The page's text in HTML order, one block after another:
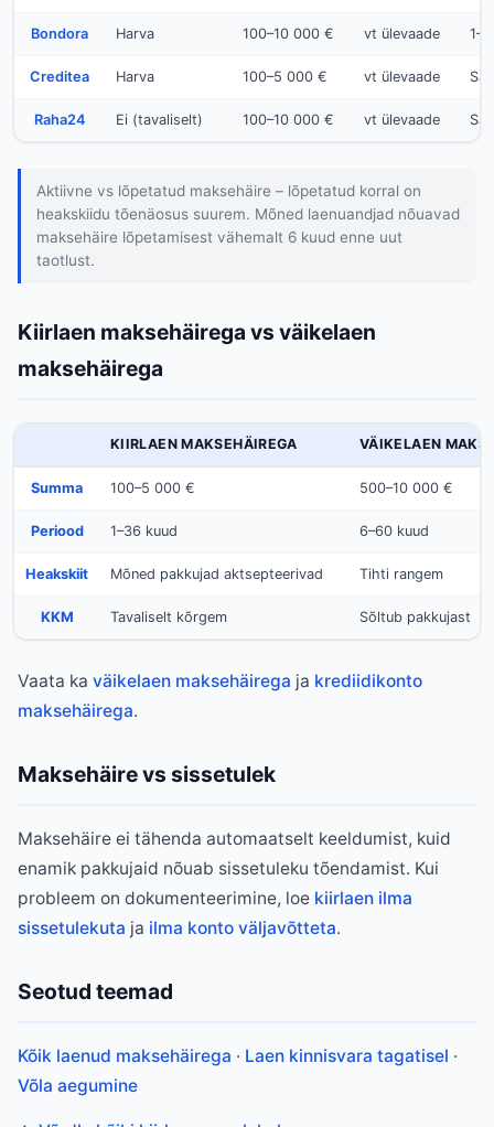
Bondora Harva 100–10 000 € vt ülevaade
Creditea Harva 100–5 000 € vt ülevaade
Raha24 Ei (tavaliselt) 100–10 000 € vt ülevaade
Aktiivne vs lõpetatud maksehäire – lõpetatud korral on
heakskiidu tõenäosus suurem. Mõned laenuandjad nõuavad
maksehäire lõpetamisest vähemalt 6 kuud enne uut
taotlust.
Kiirlaen maksehäirega vs väikelaen
maksehäirega
KIIRLAEN MAKSEHÄIREGA VÄIKELAEN
Summa 100–5 000 € 500–10 000 €
Periood 1–36 kuud 6–60 kuud
Heakskiit Mõned pakkujad aktsepteerivad Tihti rangem
KKM Tavaliselt kõrgem Sõltub pakkujast
Vaata ka väikelaen maksehäirega ja krediidikonto
maksehäirega.
Maksehäire vs sissetulek
Maksehäire ei tähenda automaatselt keeldumist, kuid
enamik pakkujaid nõuab sissetuleku tõendamist. Kui
probleem on dokumenteerimine, loe kiirlaen ilma
sissetulekuta ja ilma konto väljavõtteta.
Seotud teemad
Kõik laenud maksehäirega · Laen kinnisvara tagatisel ·
Võla aegumine